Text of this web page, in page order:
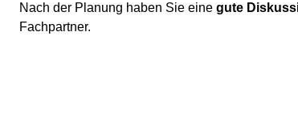
Nach der Planung haben Sie eine gute
Fachpartner.